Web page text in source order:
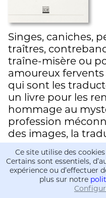
Informations
Informations
Singes, caniches,
traîtres,
traîne-misère ou
amoureux
qui sont les
un livre pour les
hommage au
profession
des images, la
comme…
Le Vent des
Nicolas Bouvier
Ce site utilise des
Certains sont essentiels,
expérience ou d’effectuer
plus sur notre